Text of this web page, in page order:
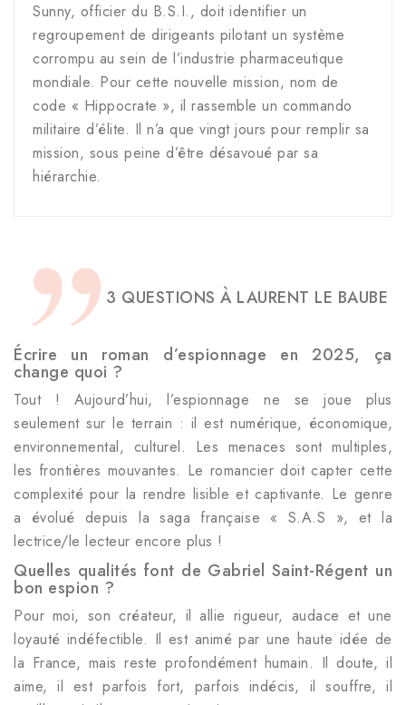
Sunny, officier du B.S.I., doit identifier un
regroupement de dirigeants pilotant un système
corrompu au sein de l’industrie pharmaceutique
mondiale. Pour cette nouvelle mission, nom de
code « Hippocrate », il rassemble un commando
militaire d’élite. Il n’a que vingt jours pour remplir sa
mission, sous peine d’être désavoué par sa
hiérarchie.
3 QUESTIONS À LAURENT LE BAUBE
Écrire un roman d’espionnage en 2025, ça
change quoi ?
Tout ! Aujourd’hui, l’espionnage ne se joue plus
seulement sur le terrain : il est numérique, économique,
environnemental, culturel. Les menaces sont multiples,
les frontières mouvantes. Le romancier doit capter cette
complexité pour la rendre lisible et captivante. Le genre
a évolué depuis la saga française « S.A.S », et la
lectrice/le lecteur encore plus !
Quelles qualités font de Gabriel Saint-Régent un
bon espion ?
Pour moi, son créateur, il allie rigueur, audace et une
loyauté indéfectible. Il est animé par une haute idée de
la France, mais reste profondément humain. Il doute, il
aime, il est parfois fort, parfois indécis, il souffre, il